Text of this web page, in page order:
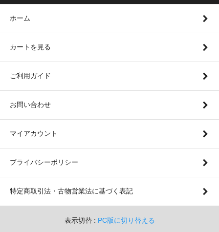
ホーム
カートを見る
ご利用ガイド
お問い合わせ
マイアカウント
プライバシーポリシー
特定商取引法・古物営業法に基づく表記
表示切替 : PC版に切り替える